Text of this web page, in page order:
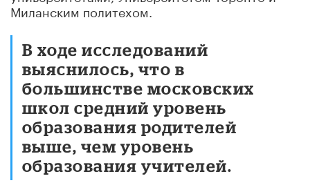
Миланским политехом.
В ходе исследований
выяснилось, что в
большинстве московских
школ средний уровень
образования родителей
выше, чем уровень
образования учителей.